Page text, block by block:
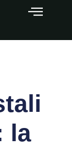
la